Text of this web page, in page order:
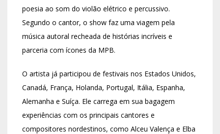
poesia ao som do violão elétrico e percussivo.
Segundo o cantor, o show faz uma viagem pela
música autoral recheada de histórias incríveis e
parceria com ícones da MPB.
O artista já participou de festivais nos Estados Unidos,
Canadá, França, Holanda, Portugal, Itália, Espanha,
Alemanha e Suíça. Ele carrega em sua bagagem
experiências com os principais cantores e
compositores nordestinos, como Alceu Valença e Elba